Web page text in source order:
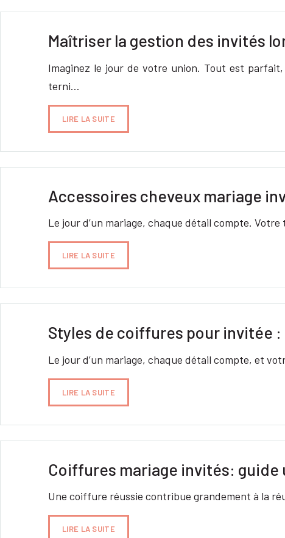
Maîtriser la gestion des invités
Imaginez le jour de votre union. Tout est
terni…
LIRE LA SUITE
Accessoires cheveux mariage
Le jour d’un mariage, chaque détail compte.
LIRE LA SUITE
Styles de coiffures pour invitée
Le jour d’un mariage, chaque détail compte, et
LIRE LA SUITE
Coiffures mariage invités:
Une coiffure réussie contribue grandement à la
LIRE LA SUITE